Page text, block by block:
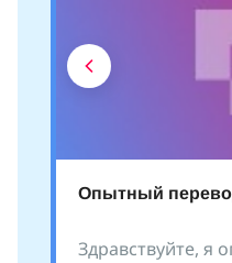
Опытный
Здравствуйте, я